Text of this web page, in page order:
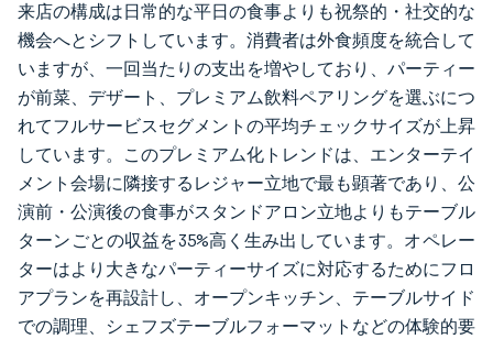
来店の構成は日常的な平日の食事よりも祝祭的・社交的な
機会へとシフトしています。消費者は外食頻度を統合して
いますが、一回当たりの支出を増やしており、パーティー
が前菜、デザート、プレミアム飲料ペアリングを選ぶにつ
れてフルサービスセグメントの平均チェックサイズが上昇
しています。このプレミアム化トレンドは、エンターテイ
メント会場に隣接するレジャー立地で最も顕著であり、公
演前・公演後の食事がスタンドアロン立地よりもテーブル
ターンごとの収益を35%高く生み出しています。オペレー
ターはより大きなパーティーサイズに対応するためにフロ
アプランを再設計し、オープンキッチン、テーブルサイド
での調理、シェフズテーブルフォーマットなどの体験的要